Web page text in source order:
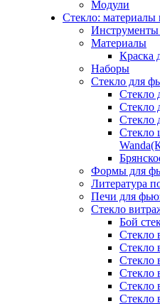
Модули
Стекло: материалы
Инструменты
Материалы
Краска
Наборы
Стекло для
Стекло
Стекло
Стекло
Стекло
Формы для
Литература
Печи для
Стекло
Бой
Стекло
Стекло
Стекло
Стекло
Стекло
Стекло